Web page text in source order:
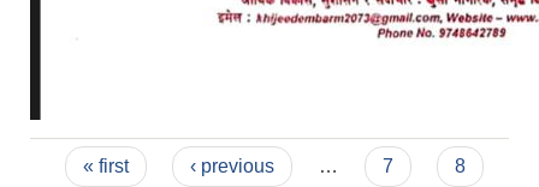
Pages
« first ‹ previous … 7
8